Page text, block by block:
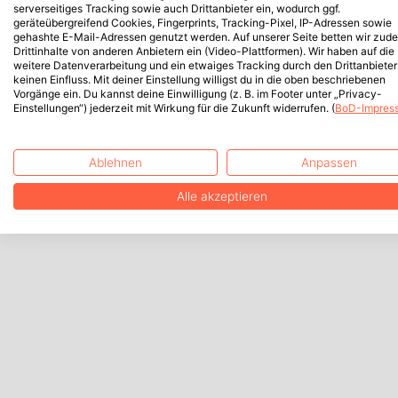
serverseitiges Tracking sowie auch Drittanbieter ein, wodurch ggf.
geräteübergreifend Cookies, Fingerprints, Tracking-Pixel, IP-Adressen sowie
gehashte E-Mail-Adressen genutzt werden. Auf unserer Seite betten wir
Drittinhalte von anderen Anbietern ein (Video-Plattformen). Wir haben auf die
weitere Datenverarbeitung und ein etwaiges Tracking durch den Drittanbieter
keinen Einfluss. Mit deiner Einstellung willigst du in die oben beschriebenen
Vorgänge ein. Du kannst deine Einwilligung (z. B. im Footer unter „Privacy-
Einstellungen“) jederzeit mit Wirkung für die Zukunft widerrufen. (BoD-
Ablehnen Anpassen
Alle akzeptieren